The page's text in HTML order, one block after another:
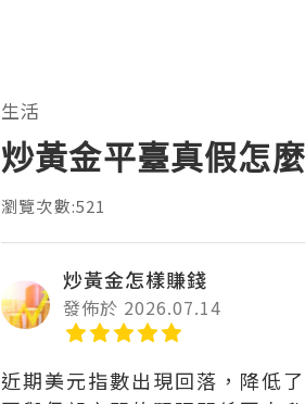
生活
炒黃金平臺真假怎
瀏覽次數:521
炒黃金怎樣賺錢
發佈於 2026.07.14
近期美元指數出現回落，降低